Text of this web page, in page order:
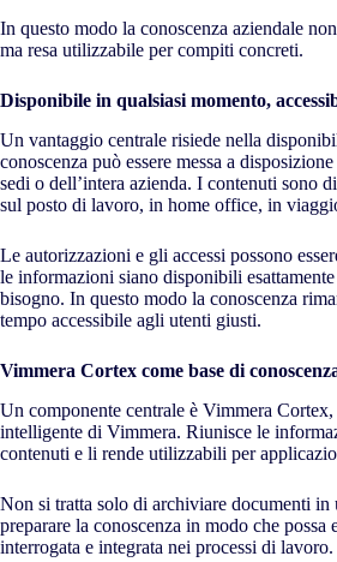
In questo modo la conoscenza aziendale
ma resa utilizzabile per compiti concreti.
Disponibile in qualsiasi momento,
Un vantaggio centrale risiede nella
conoscenza può essere messa a
sedi o dell’intera azienda. I contenuti sono
sul posto di lavoro, in home office, in
Le autorizzazioni e gli accessi possono
le informazioni siano disponibili
bisogno. In questo modo la conoscenza
tempo accessibile agli utenti giusti.
Vimmera Cortex come base di
Un componente centrale è Vimmera Cortex,
intelligente di Vimmera. Riunisce le
contenuti e li rende utilizzabili per
Non si tratta solo di archiviare documenti
preparare la conoscenza in modo che possa
interrogata e integrata nei processi di lavoro.